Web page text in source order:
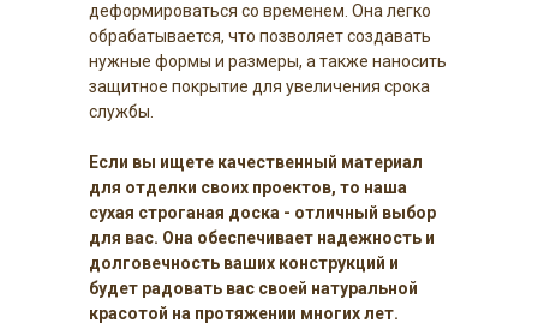
деформироваться со временем. Она легко
обрабатывается, что позволяет создавать
нужные формы и размеры, а также наносить
защитное покрытие для увеличения срока
службы.
Если вы ищете качественный материал
для отделки своих проектов, то наша
сухая строганая доска - отличный выбор
для вас. Она обеспечивает надежность и
долговечность ваших конструкций и
будет радовать вас своей натуральной
красотой на протяжении многих лет.